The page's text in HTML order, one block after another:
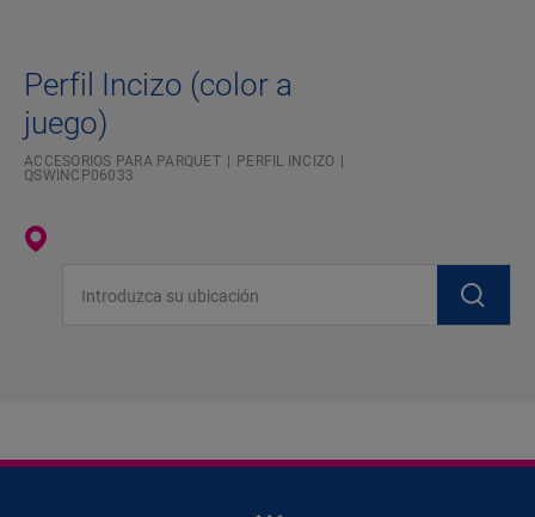
Perfil Incizo (color a
juego)
ACCESORIOS PARA PARQUET
PERFIL INCIZO
QSWINCP06033